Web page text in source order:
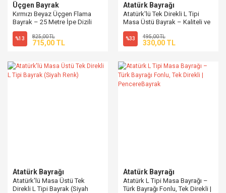
Üçgen Bayrak
Kırmızı Beyaz Üçgen Flama
Bayrak – 25 Metre İpe Dizili
Vinil Süsleme
%13 825,00 TL
715,00 TL
Atatürk Bayrağı
Atatürk'lü Tek Direkli L Tipi
Masa Üstü Bayrak – Kaliteli ve
Şık Ofis Bayrakları
%33 495,00 TL
330,00 TL
Atatürk Bayrağı
Atatürk'lü Masa Üstü Tek
Direkli L Tipi Bayrak (Siyah
Atatürk Bayrağı
Atatürk L Tipi Masa Bayrağı –
Türk Bayrağı Fonlu, Tek Direkli |